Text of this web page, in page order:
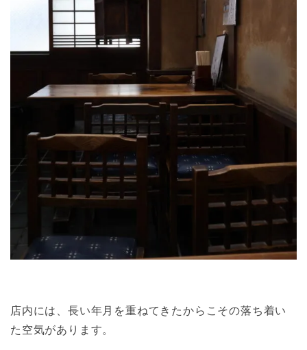
店内には、長い年月を重ねてきたからこその落ち着い
た空気があります。